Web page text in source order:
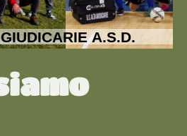
A.S.D.